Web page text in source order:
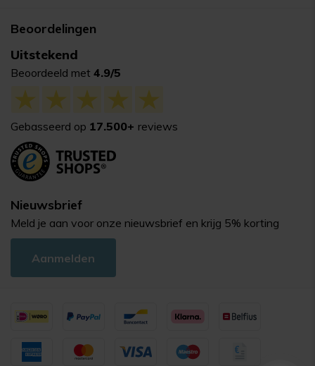
Beoordelingen
Uitstekend
Beoordeeld met 4.9/5
Gebasseerd op 17.500+ reviews
Nieuwsbrief
Meld je aan voor onze nieuwsbrief en krijg 5% korting
Aanmelden